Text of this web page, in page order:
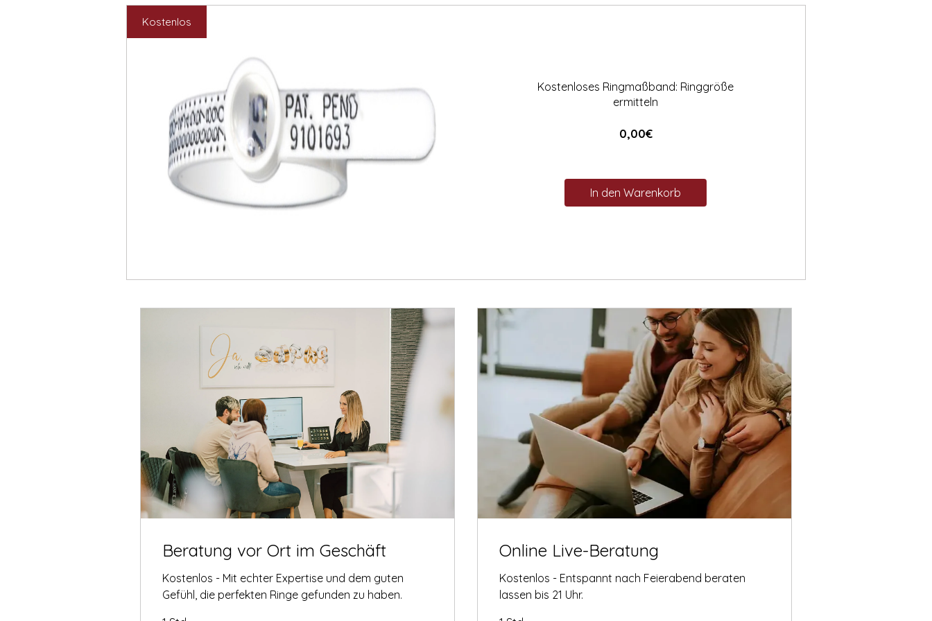
Kostenlos
Kostenloses Ringmaßband: Ringgröße
ermitteln
0,00€Preis
In den Warenkorb
Beratung vor Ort im Geschäft
Kostenlos - Mit echter Expertise und dem guten
Gefühl, die perfekten Ringe gefunden zu haben.
Online Live-Beratung
Kostenlos - Entspannt nach Feierabend beraten
lassen bis 21 Uhr.